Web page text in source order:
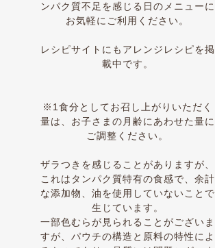
ンパク質不足を感じる日のメニューに
お気軽にご利用ください。
レシピサイトにもアレンジレシピを掲
載中です。
※1食分としてお召し上がりいただく
量は、お子さまの月齢にあわせた量に
ご調整ください。
ザラつきを感じることがありますが、
これはタンパク質特有の食感で、余計
な添加物、油を使用していないことで
生じています。
一部色むらが見られることがございま
すが、パウチの構造と原料の特性によ